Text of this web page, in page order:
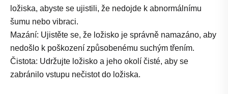
ložiska, abyste se ujistili, že nedojde k abnormálnímu
šumu nebo vibraci.
Mazání: Ujistěte se, že ložisko je správně namazáno, aby
nedošlo k poškození způsobenému suchým třením.
Čistota: Udržujte ložisko a jeho okolí čisté, aby se
zabránilo vstupu nečistot do ložiska.